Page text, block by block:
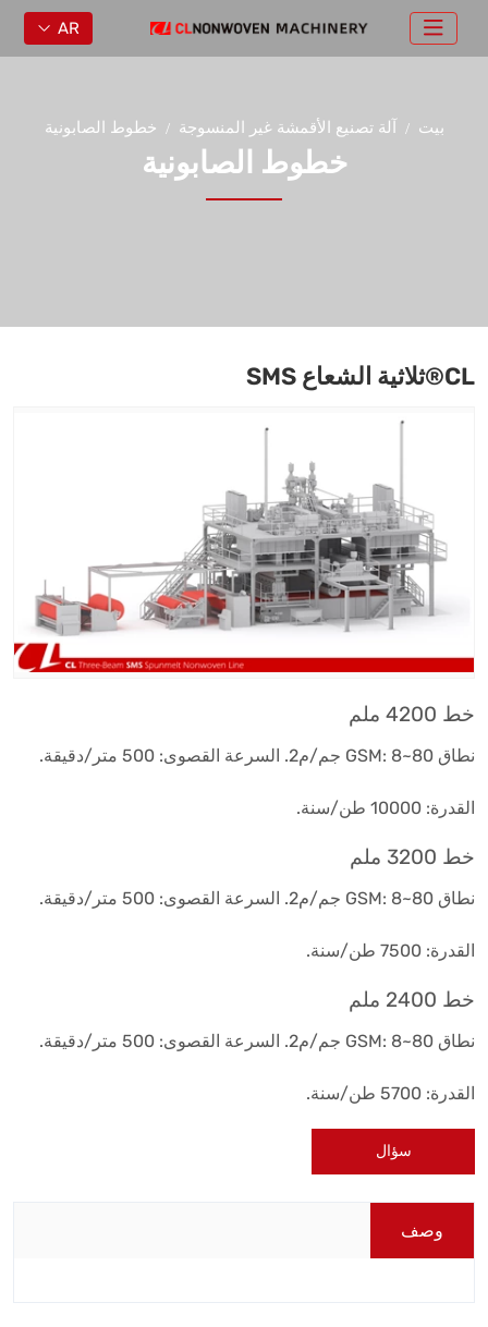
AR
بيت آلة تصنيع الأقمشة غير المنسوجة خطوط الصابونية
خطوط الصابونية
CL®ثلاثية الشعاع SMS
خط 4200 ملم
نطاق GSM: 8~80 جم/م2. السرعة القصوى: 500 متر/دقيقة.
القدرة: 10000 طن/سنة.
خط 3200 ملم
نطاق GSM: 8~80 جم/م2. السرعة القصوى: 500 متر/دقيقة.
القدرة: 7500 طن/سنة.
خط 2400 ملم
نطاق GSM: 8~80 جم/م2. السرعة القصوى: 500 متر/دقيقة.
القدرة: 5700 طن/سنة.
سؤال
وصف